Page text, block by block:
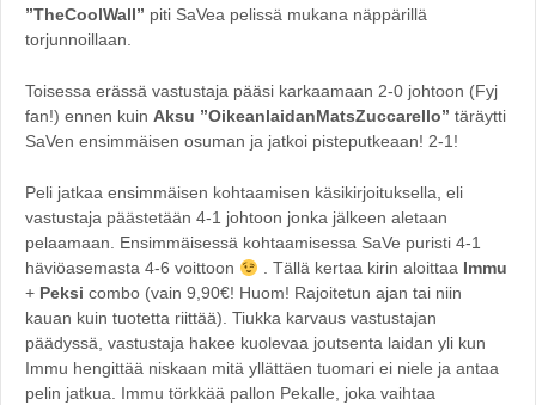
”TheCoolWall” piti SaVea pelissä mukana näppärillä
torjunnoillaan.
Toisessa erässä vastustaja pääsi karkaamaan 2-0 johtoon (Fyj
fan!) ennen kuin Aksu ”OikeanlaidanMatsZuccarello” täräytti
SaVen ensimmäisen osuman ja jatkoi pisteputkeaan! 2-1!
Peli jatkaa ensimmäisen kohtaamisen käsikirjoituksella, eli
vastustaja päästetään 4-1 johtoon jonka jälkeen aletaan
pelaamaan. Ensimmäisessä kohtaamisessa SaVe puristi 4-1
häviöasemasta 4-6 voittoon
. Tällä kertaa kirin aloittaa Immu
+ Peksi combo (vain 9,90€! Huom! Rajoitetun ajan tai niin
kauan kuin tuotetta riittää). Tiukka karvaus vastustajan
päädyssä, vastustaja hakee kuolevaa joutsenta laidan yli kun
Immu hengittää niskaan mitä yllättäen tuomari ei niele ja antaa
pelin jatkua. Immu törkkää pallon Pekalle, joka vaihtaa